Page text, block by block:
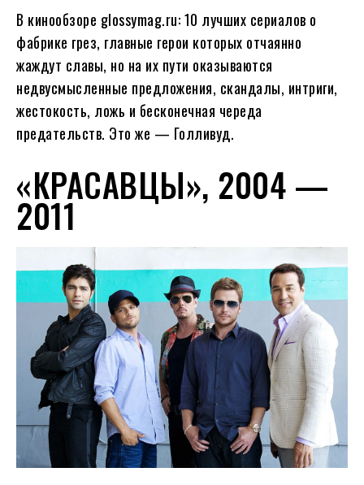
В кинообзоре glossymag.ru: 10 лучших сериалов о
фабрике грез, главные герои которых отчаянно
жаждут славы, но на их пути оказываются
недвусмысленные предложения, скандалы, интриги,
жестокость, ложь и бесконечная череда
предательств. Это же — Голливуд.
«КРАСАВЦЫ», 2004 —
2011